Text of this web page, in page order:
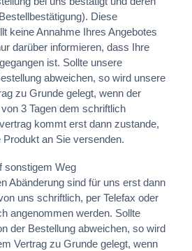
Diese
keine Annahme Ihres Angebotes
darüber informieren, dass Ihre
ist. Sollte unsere
abweichen, so wird unsere
zu Grunde gelegt, wenn der
3 Tagen dem schriftlich
kommt erst dann zustande,
an Sie versenden.
sonstigem Weg
Abänderung sind für uns erst dann
uns schriftlich, per Telefax oder
angenommen werden. Sollte
der Bestellung abweichen, so wird
Vertrag zu Grunde gelegt, wenn